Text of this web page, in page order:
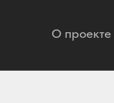
О проекте